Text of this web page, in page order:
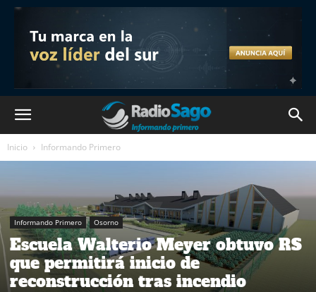
Inicio Informando Primero
Informando Primero Osorno
Escuela Walterio Meyer obtuvo RS
que permitirá inicio de
reconstrucción tras incendio